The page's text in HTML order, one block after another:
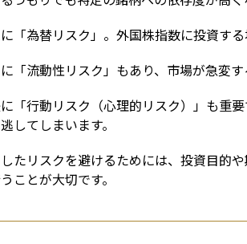
「為替リスク」。外国株指数に投資す
「流動性リスク」もあり、市場が急変
「行動リスク（心理的リスク）」も重
してしまいます。
たリスクを避けるためには、投資目的
ことが大切です。